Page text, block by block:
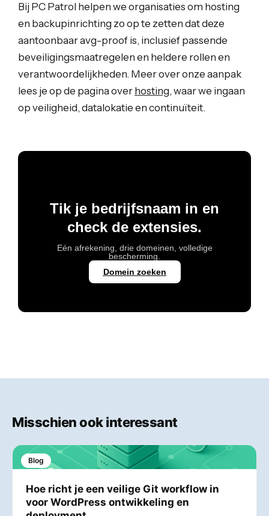
Bij PC Patrol helpen we organisaties om hosting
en backupinrichting zo op te zetten dat deze
aantoonbaar avg-proof is, inclusief passende
beveiligingsmaatregelen en heldere rollen en
verantwoordelijkheden. Meer over onze aanpak
lees je op de pagina over hosting, waar we ingaan
op veiligheid, datalokatie en continuïteit.
Tik je bedrijfsnaam in en
check de extensies.
Eén afrekening, drie domeinen, volledige
bescherming.
Domein zoeken
Misschien ook interessant
Blog
Hoe richt je een veilige Git workflow in
voor WordPress ontwikkeling en